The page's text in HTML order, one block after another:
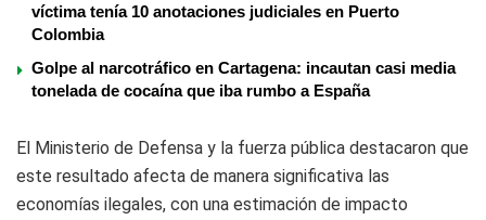
víctima tenía 10 anotaciones judiciales en Puerto
Colombia
Golpe al narcotráfico en Cartagena: incautan casi media
tonelada de cocaína que iba rumbo a España
El Ministerio de Defensa y la fuerza pública destacaron que
este resultado afecta de manera significativa las
economías ilegales, con una estimación de impacto